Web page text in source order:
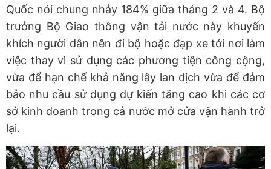
Quốc nói chung nhảy 184% giữa tháng 2 và 4. Bộ
trưởng Bộ Giao thông vận tải nước này khuyến
khích người dân nên đi bộ hoặc đạp xe tới nơi làm
việc thay vì sử dụng các phương tiện công cộng,
vừa để hạn chế khả năng lây lan dịch vừa để đảm
bảo nhu cầu sử dụng dự kiến tăng cao khi các cơ
sở kinh doanh trong cả nước mở cửa vận hành trở
lại.